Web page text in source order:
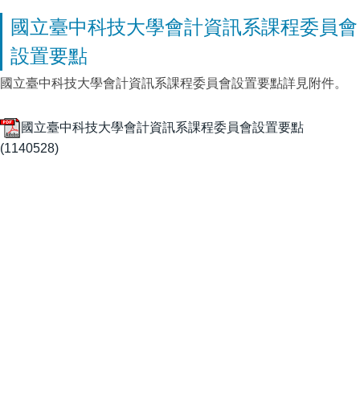
國立臺中科技大學會計資訊系課程委員會
設置要點
國立臺中科技大學會計資訊系課程委員會設置要點詳見附件。
國立臺中科技大學會計資訊系課程委員會設置要點
(1140528)